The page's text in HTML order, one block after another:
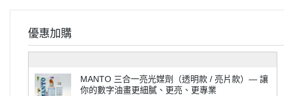
優惠加購
MANTO 三合一亮光媒劑（透明款 / 亮片款）— 讓
你的數字油畫更細膩、更亮、更專業